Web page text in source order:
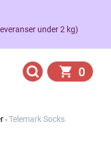
under 2 kg)
0
Telemark Socks